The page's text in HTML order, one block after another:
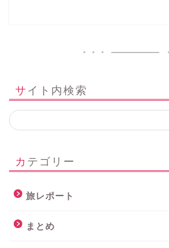
サイト内検索
カテゴリー
旅レポート
まとめ